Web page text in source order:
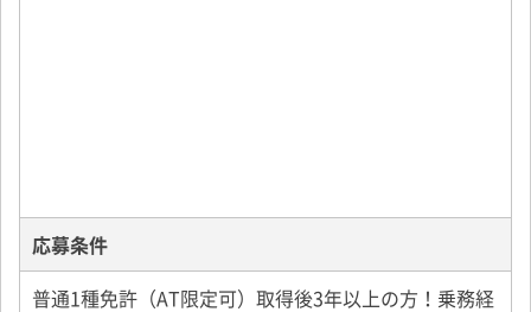
応募条件
普通1種免許（AT限定可）取得後3年以上の方！乗務経